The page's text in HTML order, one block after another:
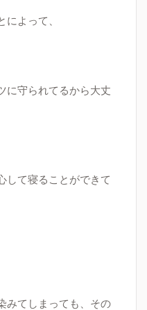
よって、
に守られてるから大丈
して寝ることができて
みてしまっても、その